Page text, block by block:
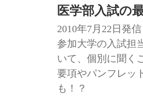
医学部入試の
2010年7月22日発信
参加大学の入試担
いて、個別に聞く
要項やパンフレッ
も！？